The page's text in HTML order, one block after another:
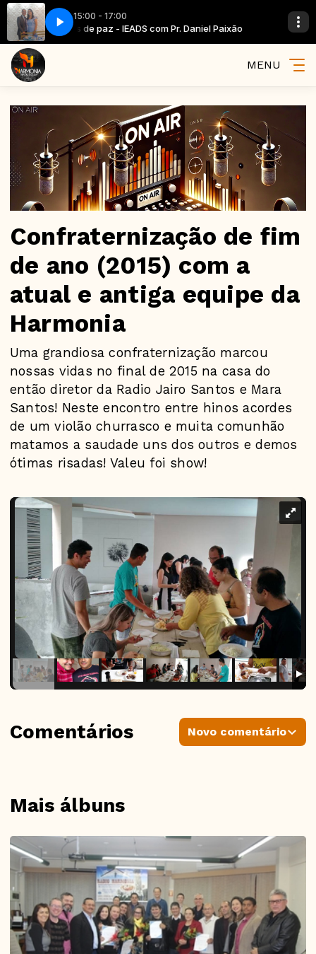
15:00 - 17:00
PaixãoNovas de paz - IEADS com Pr. Daniel Paixão
MENU
Confraternização de fim
de ano (2015) com a
atual e antiga equipe da
Harmonia
Uma grandiosa confraternização marcou
nossas vidas no final de 2015 na casa do
então diretor da Radio Jairo Santos e Mara
Santos! Neste encontro entre hinos acordes
de um violão churrasco e muita comunhão
matamos a saudade uns dos outros e demos
ótimas risadas! Valeu foi show!
Mais álbuns
Comentários Novo comentário